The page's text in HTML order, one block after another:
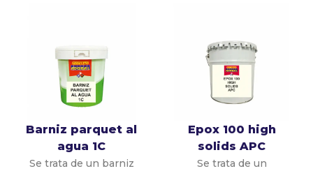
Barniz parquet al
agua 1C
Se trata de un barniz
Epox 100 high
solids APC
Se trata de un